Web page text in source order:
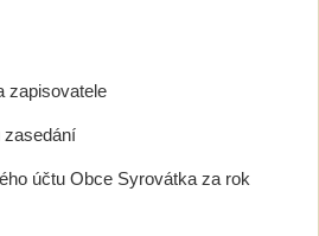
zapisovatele
zasedání
účtu Obce Syrovátka za rok